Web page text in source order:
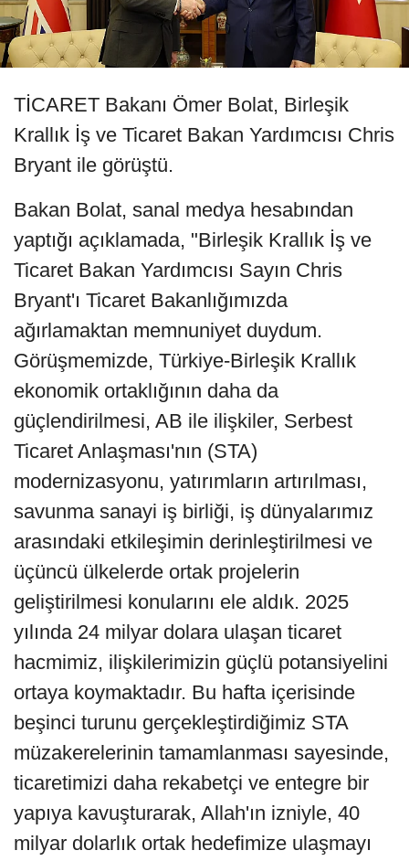
TİCARET Bakanı Ömer Bolat, Birleşik
Krallık İş ve Ticaret Bakan Yardımcısı Chris
Bryant ile görüştü.
Bakan Bolat, sanal medya hesabından
yaptığı açıklamada, "Birleşik Krallık İş ve
Ticaret Bakan Yardımcısı Sayın Chris
Bryant'ı Ticaret Bakanlığımızda
ağırlamaktan memnuniyet duydum.
Görüşmemizde, Türkiye-Birleşik Krallık
ekonomik ortaklığının daha da
güçlendirilmesi, AB ile ilişkiler, Serbest
Ticaret Anlaşması'nın (STA)
modernizasyonu, yatırımların artırılması,
savunma sanayi iş birliği, iş dünyalarımız
arasındaki etkileşimin derinleştirilmesi ve
üçüncü ülkelerde ortak projelerin
geliştirilmesi konularını ele aldık. 2025
yılında 24 milyar dolara ulaşan ticaret
hacmimiz, ilişkilerimizin güçlü potansiyelini
ortaya koymaktadır. Bu hafta içerisinde
beşinci turunu gerçekleştirdiğimiz STA
müzakerelerinin tamamlanması sayesinde,
ticaretimizi daha rekabetçi ve entegre bir
yapıya kavuşturarak, Allah'ın izniyle, 40
milyar dolarlık ortak hedefimize ulaşmayı